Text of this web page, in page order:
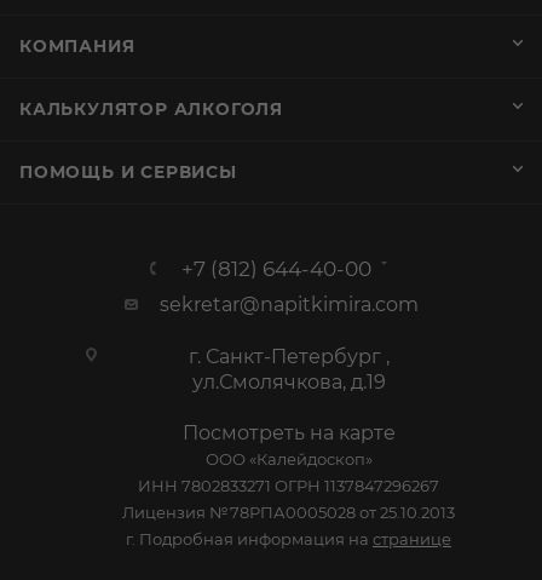
КОМПАНИЯ
КАЛЬКУЛЯТОР АЛКОГОЛЯ
ПОМОЩЬ И СЕРВИСЫ
+7 (812) 644-40-00
sekretar@napitkimira.com
г. Санкт-Петербург ,
ул.Смолячкова, д.19
Посмотреть на карте
ООО «Калейдоскоп»
ИНН 7802833271 ОГРН 1137847296267
Лицензия №78РПА0005028 от 25.10.2013
г. Подробная информация на странице